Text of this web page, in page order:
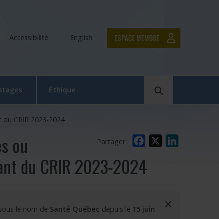
Accessibilité English ESPACE MEMBRE
Éthique
Dépôt et suivi d’un projet au CER RDP
CRIR 2023-2024
Partager : Facebook
ou
du CRIR 2023-2024
le nom de Santé Québec depuis le 15 juin
×